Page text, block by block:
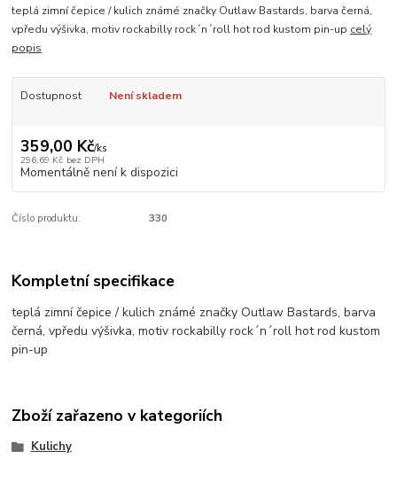
teplá zimní čepice / kulich známé značky Outlaw Bastards, barva černá,
vpředu výšivka, motiv rockabilly rock´n´roll hot rod kustom pin-up celý
popis
Dostupnost Není skladem
359,00 Kč/ks
296,69 Kč bez DPH
Momentálně není k dispozici
Číslo produktu: 330
Kompletní specifikace
teplá zimní čepice / kulich známé značky Outlaw Bastards, barva
černá, vpředu výšivka, motiv rockabilly rock´n´roll hot rod kustom
pin-up
Zboží zařazeno v kategoriích
Kulichy